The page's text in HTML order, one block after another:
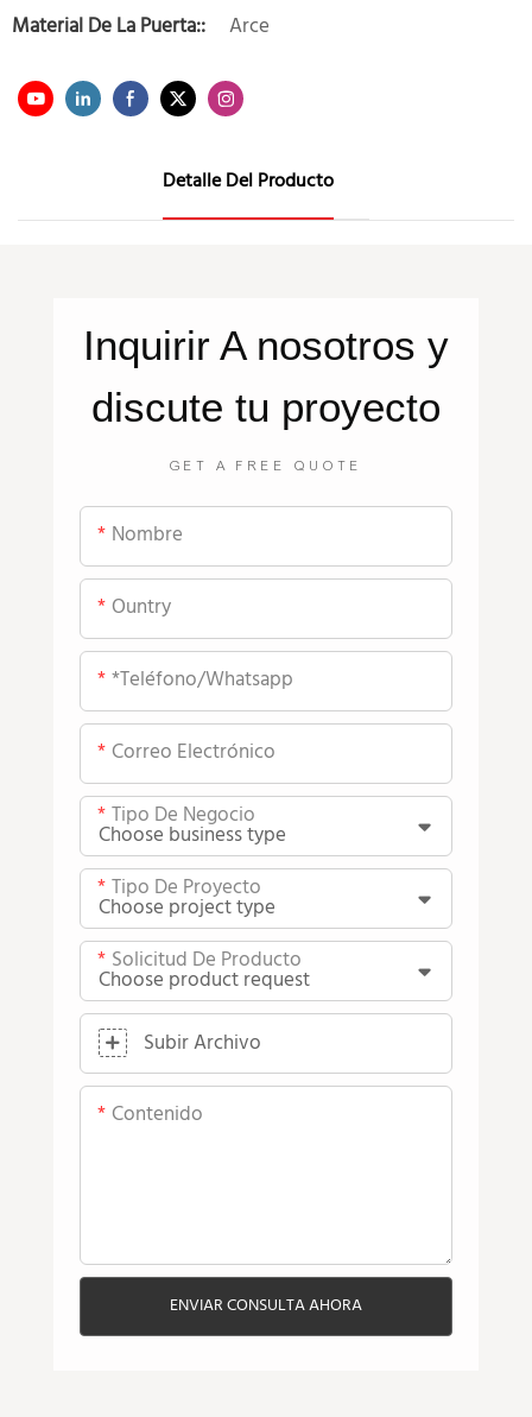
Material De La Puerta::
Arce
Detalle Del Producto
Inquirir A nosotros y
discute tu proyecto
GET A FREE QUOTE
Nombre
Ountry
*teléfono/whatsapp
Correo Electrónico
Tipo De Negocio
Tipo De Proyecto
Solicitud De Producto
Subir Archivo
Contenido
ENVIAR CONSULTA AHORA